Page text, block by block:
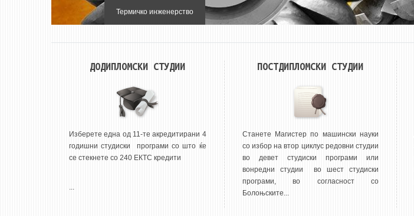
Производно инженерство
ДОДИПЛОМСКИ СТУДИИ
Изберете една од 11-те акредитирани 4
годишни студиски програми со што ќе
се стекнете со 240 ЕКТС кредити
...
ПОСТДИПЛОМСКИ СТУДИИ
Станете Магистер по машински науки
со избор на втор циклус редовни студии
во девет студиски програми или
вонредни студии во шест студиски
програми, во согласност со
Болоњските...